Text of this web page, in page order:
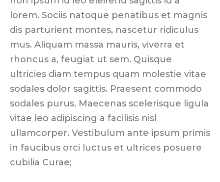
lorem. Sociis natoque penatibus et magnis
dis parturient montes, nascetur ridiculus
mus. Aliquam massa mauris, viverra et
rhoncus a, feugiat ut sem. Quisque
ultricies diam tempus quam molestie vitae
sodales dolor sagittis. Praesent commodo
sodales purus. Maecenas scelerisque ligula
vitae leo adipiscing a facilisis nisl
ullamcorper. Vestibulum ante ipsum primis
in faucibus orci luctus et ultrices posuere
cubilia Curae;